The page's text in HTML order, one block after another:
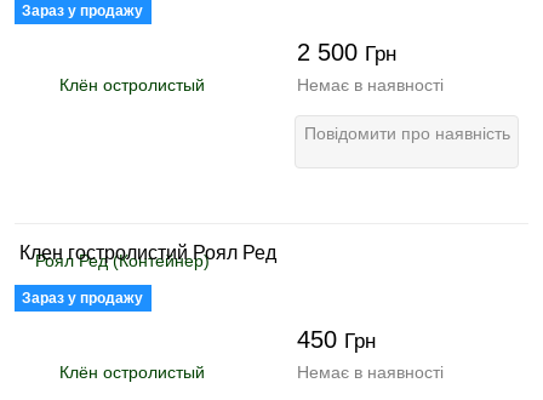
Зараз у продажу
2 500 Грн
Немає в наявності
Повідомити про наявність
Клен гостролистий Роял Ред
Зараз у продажу
450 Грн
Немає в наявності